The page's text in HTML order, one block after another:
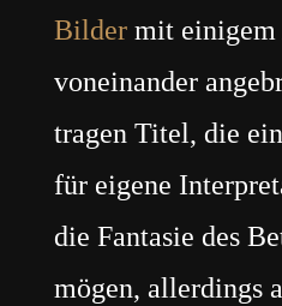
Bildermit einigem
voneinander
tragen Titel, die
für eigene
die Fantasie des
mögen, allerdings